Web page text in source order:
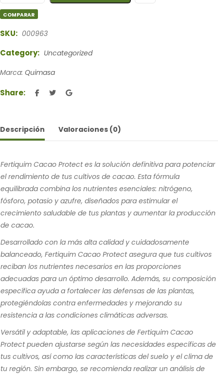
COMPARAR
SKU: 000963
Category: Uncategorized
Marca: Quimasa
Share:
Descripción Valoraciones (0)
Fertiquim Cacao Protect es la solución definitiva para potenciar
el rendimiento de tus cultivos de cacao. Esta fórmula
equilibrada combina los nutrientes esenciales: nitrógeno,
fósforo, potasio y azufre, diseñados para estimular el
crecimiento saludable de tus plantas y aumentar la producción
de cacao.
Desarrollado con la más alta calidad y cuidadosamente
balanceado, Fertiquim Cacao Protect asegura que tus cultivos
reciban los nutrientes necesarios en las proporciones
adecuadas para un óptimo desarrollo. Además, su composición
específica ayuda a fortalecer las defensas de las plantas,
protegiéndolas contra enfermedades y mejorando su
resistencia a las condiciones climáticas adversas.
Versátil y adaptable, las aplicaciones de Fertiquim Cacao
Protect pueden ajustarse según las necesidades específicas de
tus cultivos, así como las características del suelo y el clima de
tu región. Sin embargo, se recomienda realizar un análisis de